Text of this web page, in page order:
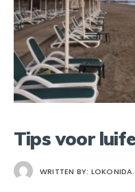
Tips voor
WRITTEN BY: